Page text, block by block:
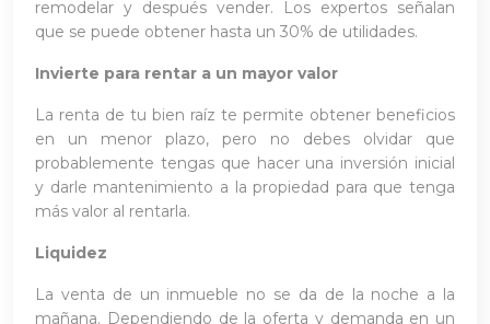
remodelar y después vender. Los expertos señalan
que se puede obtener hasta un 30% de utilidades.
Invierte para rentar a un mayor valor
La renta de tu bien raíz te permite obtener beneficios
en un menor plazo, pero no debes olvidar que
probablemente tengas que hacer una inversión inicial
y darle mantenimiento a la propiedad para que tenga
más valor al rentarla.
Liquidez
La venta de un inmueble no se da de la noche a la
mañana. Dependiendo de la oferta y demanda en un